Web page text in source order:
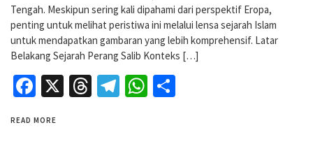
Tengah. Meskipun sering kali dipahami dari perspektif Eropa,
penting untuk melihat peristiwa ini melalui lensa sejarah Islam
untuk mendapatkan gambaran yang lebih komprehensif. Latar
Belakang Sejarah Perang Salib Konteks […]
Facebook
X Threads
Telegram
WhatsApp
READ MORE